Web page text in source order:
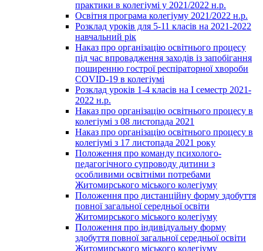
практики в колегіумі у 2021/2022 н.р.
Освітня програма колегіуму 2021/2022 н.р.
Розклад уроків для 5-11 класів на 2021-2022
навчальний рік
Наказ про організацію освітнього процесу
під час впровадження заходів із запобігання
поширенню гострої респіраторної хвороби
COVID-19 в колегіумі
Розклад уроків 1-4 класів на І семестр 2021-
2022 н.р.
Наказ про організацію освітнього процесу в
колегіумі з 08 листопада 2021
Наказ про організацію освітнього процесу в
колегіумі з 17 листопада 2021 року
Положення про команду психолого-
педагогічного супроводу дитини з
особливими освітніми потребами
Житомирського міського колегіуму
Положення про дистанційну форму здобуття
повної загальної середньої освіти
Житомирського міського колегіуму
Положення про індивідуальну форму
здобуття повної загальної середньої освіти
Житомирського міського колегіуму